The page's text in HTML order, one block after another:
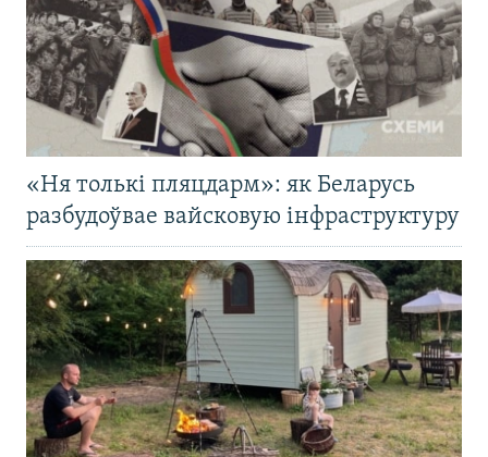
«Ня толькі пляцдарм»: як Беларусь
разбудоўвае вайсковую інфраструктуру